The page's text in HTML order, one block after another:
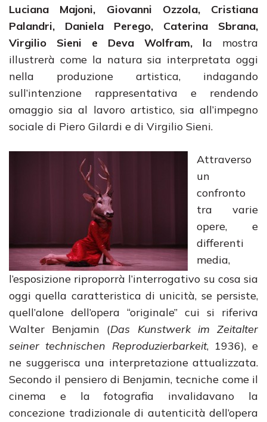
Luciana Majoni, Giovanni Ozzola, Cristiana
Palandri, Daniela Perego, Caterina Sbrana,
Virgilio Sieni e Deva Wolfram, la mostra
illustrerà come la natura sia interpretata oggi
nella produzione artistica, indagando
sull’intenzione rappresentativa e rendendo
omaggio sia al lavoro artistico, sia all’impegno
sociale di Piero Gilardi e di Virgilio Sieni.
Attraverso
un
confronto
tra varie
opere, e
differenti
media,
l’esposizione riproporrà l’interrogativo su cosa sia
oggi quella caratteristica di unicità, se persiste,
quell’alone dell’opera “originale” cui si riferiva
Walter Benjamin (Das Kunstwerk im Zeitalter
seiner technischen Reproduzierbarkeit, 1936), e
ne suggerisca una interpretazione attualizzata.
Secondo il pensiero di Benjamin, tecniche come il
cinema e la fotografia invalidavano la
concezione tradizionale di autenticità dell’opera